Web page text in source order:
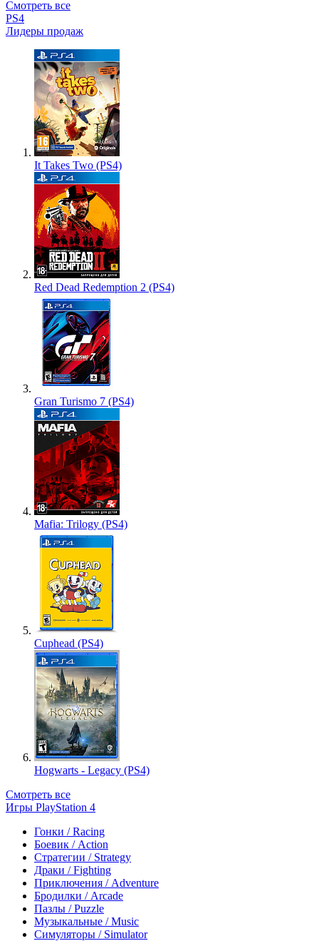
Смотреть все
PS4
Лидеры продаж
It Takes Two (PS4)
Red Dead Redemption 2 (PS4)
Gran Turismo 7 (PS4)
Mafia: Trilogy (PS4)
Cuphead (PS4)
Hogwarts - Legacy (PS4)
Смотреть все
Игры PlayStation 4
Гонки / Racing
Боевик / Action
Стратегии / Strategy
Драки / Fighting
Приключения / Adventure
Бродилки / Arcade
Пазлы / Puzzle
Музыкальные / Music
Симуляторы / Simulator